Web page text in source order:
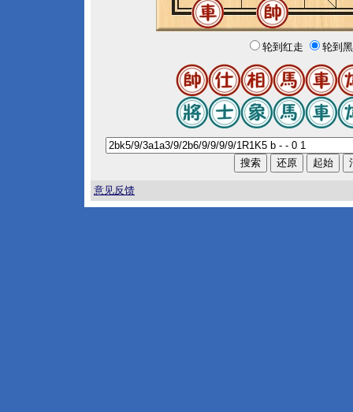
轮到红走 轮到
意见反馈